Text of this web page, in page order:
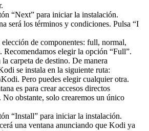
“Next” para iniciar la instalación.
será los términos y condiciones. Pulsa “I
de componentes: full, normal,
Recomendamos elegir la opción “Full”.
carpeta de destino. De manera
se instala en la siguiente ruta:
Pero puedes elegir cualquier otra.
es para crear accesos directos
No obstante, solo crearemos un único
“Install” para iniciar la instalación.
una ventana anunciando que Kodi ya